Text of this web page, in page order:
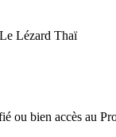
Le Lézard Thaï
ou bien accès au